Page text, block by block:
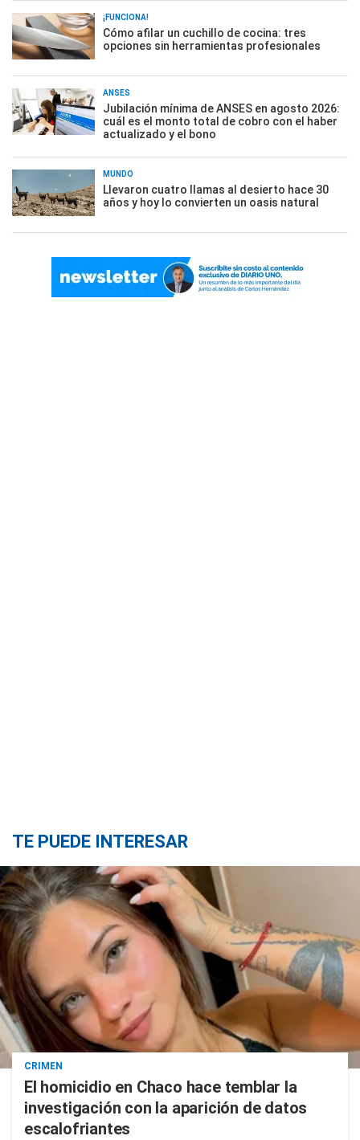
¡FUNCIONA!
Cómo afilar un cuchillo de cocina: tres
opciones sin herramientas profesionales
ANSES
Jubilación mínima de ANSES en agosto 2026:
cuál es el monto total de cobro con el haber
actualizado y el bono
MUNDO
Llevaron cuatro llamas al desierto hace 30
años y hoy lo convierten un oasis natural
TE PUEDE INTERESAR
CRIMEN
El homicidio en Chaco hace temblar la
investigación con la aparición de datos
escalofriantes